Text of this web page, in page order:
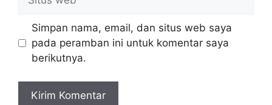
web
Simpan nama, email, dan situs web saya
pada peramban ini untuk komentar saya
berikutnya.